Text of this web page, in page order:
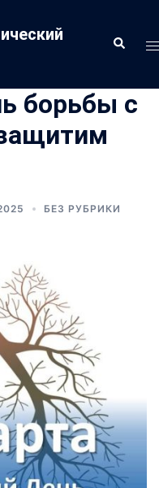
Поиск
борьбы с
БЕЗ РУБРИКИ